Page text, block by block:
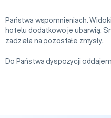
Państwa wspomnieniach.
hotelu dodatkowo je ubarwią.
zadziała na pozostałe zmysły.
Do Państwa dyspozycji